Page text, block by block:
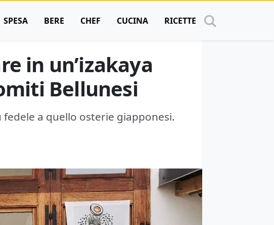
SPESA BERE CHEF CUCINA RICETTE
in un’izakaya
Bellunesi
a quello osterie giapponesi.